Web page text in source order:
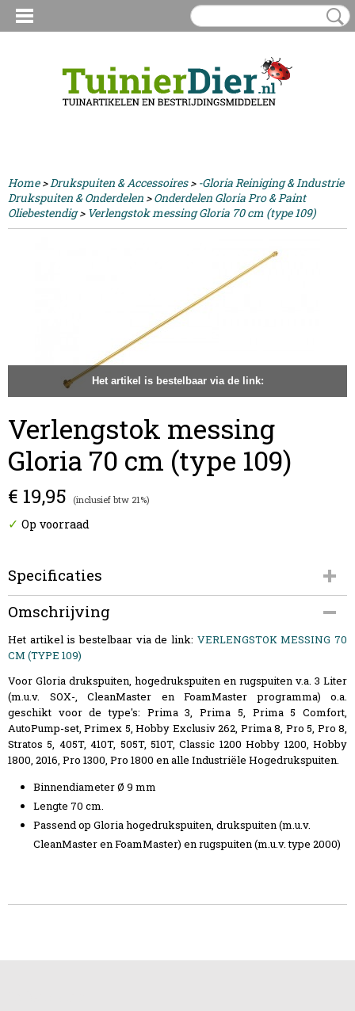
Home>Drukspuiten & Accessoires> -Gloria Reiniging & Industrie
Drukspuiten & Onderdelen >Onderdelen Gloria Pro & Paint
Oliebestendig> Verlengstok messing Gloria 70 cm (type 109)
Het artikel is bestelbaar via de link:
Verlengstok messing
Gloria 70 cm (type 109)
€ 19,95 (inclusief btw 21%)
✓ Op voorraad
Specificaties
Productcode
109.0000
EAN code
4006325501600
Omschrijving
Het artikel is bestelbaar via de link: VERLENGSTOK MESSING 70
CM (TYPE 109)
Voor Gloria drukspuiten, hogedrukspuiten en rugspuiten v.a. 3 Liter
(m.u.v. SOX-, CleanMaster en FoamMaster programma) o.a.
geschikt voor de type's: Prima 3, Prima 5, Prima 5 Comfort,
AutoPump-set, Primex 5, Hobby Exclusiv 262, Prima 8, Pro 5, Pro 8,
Stratos 5, 405T, 410T, 505T, 510T, Classic 1200 Hobby 1200, Hobby
1800, 2016, Pro 1300, Pro 1800 en alle Industriële Hogedrukspuiten.
Binnendiameter Ø 9 mm
Lengte 70 cm.
Passend op Gloria hogedrukspuiten, drukspuiten (m.u.v.
CleanMaster en FoamMaster) en rugspuiten (m.u.v. type 2000)